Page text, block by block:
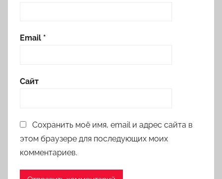
Email *
Сайт
Сохранить моё имя, email и адрес сайта в
этом браузере для последующих моих
комментариев.